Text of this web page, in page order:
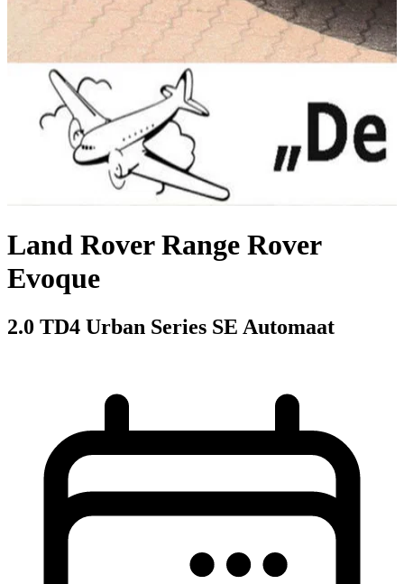
Land Rover Range Rover
Evoque
2.0 TD4 Urban Series SE Automaat